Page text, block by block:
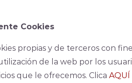
Cookies
propias y de terceros con
de la web por los
que le ofrecemos. Clica AQUÍ